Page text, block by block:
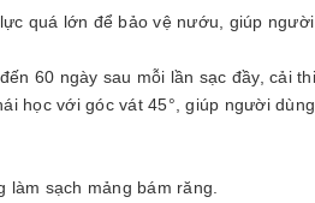
quá lớn để bảo vệ nướu, giúp
60 ngày sau mỗi lần sạc đầy, cải
học với góc vát 45°, giúp người
sạch mảng bám răng.